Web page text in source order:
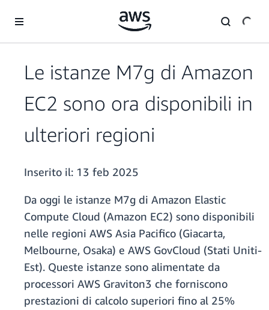
Le istanze M7g di Amazon
EC2 sono ora disponibili in
ulteriori regioni
Inserito il: 13 feb 2025
Da oggi le istanze M7g di Amazon Elastic
Compute Cloud (Amazon EC2) sono disponibili
nelle regioni AWS Asia Pacifico (Giacarta,
Melbourne, Osaka) e AWS GovCloud (Stati Uniti-
Est). Queste istanze sono alimentate da
processori AWS Graviton3 che forniscono
prestazioni di calcolo superiori fino al 25%